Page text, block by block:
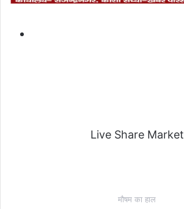
Live Share Market
मौषम का हाल